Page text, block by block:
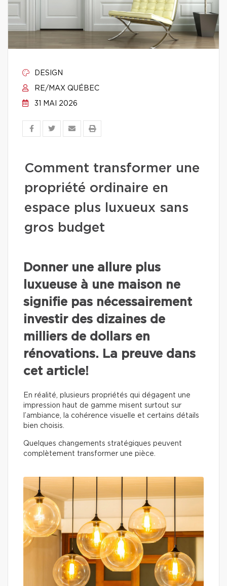
DESIGN
RE/MAX QUÉBEC
31 MAI 2026
Comment transformer une
propriété ordinaire en
espace plus luxueux sans
gros budget
Donner une allure plus
luxueuse à une maison ne
signifie pas nécessairement
investir des dizaines de
milliers de dollars en
rénovations. La preuve dans
cet article!
En réalité, plusieurs propriétés qui dégagent une
impression haut de gamme misent surtout sur
l’ambiance, la cohérence visuelle et certains détails
bien choisis.
Quelques changements stratégiques peuvent
complètement transformer une pièce.